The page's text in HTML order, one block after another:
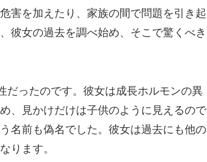
害を加えたり、家族の間で問題を引き起
彼女の過去を調べ始め、そこで驚くべき
だったのです。彼女は成長ホルモンの異
、見かけだけは子供のように見えるので
名前も偽名でした。彼女は過去にも他の
ります。